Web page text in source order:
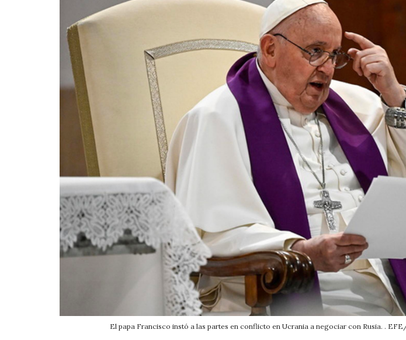
El papa Francisco instó a las partes en conflicto en Ucrania a negociar con Rusia. .